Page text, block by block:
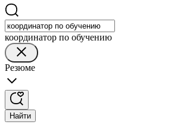
координатор по обучению
Резюме
Найти